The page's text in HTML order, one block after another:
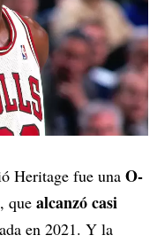
Heritage fue una O-
, que alcanzó casi
en 2021. Y la